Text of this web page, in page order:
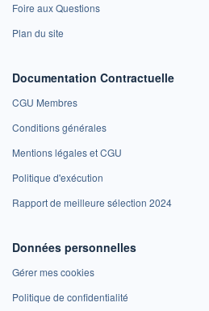
Foire aux Questions
Plan du site
Documentation Contractuelle
CGU Membres
Conditions générales
Mentions légales et CGU
Politique d'exécution
Rapport de meilleure sélection 2024
Données personnelles
Gérer mes cookies
Politique de confidentialité